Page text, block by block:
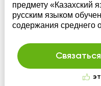
предмету «Казахский
русским языком
содержания среднего